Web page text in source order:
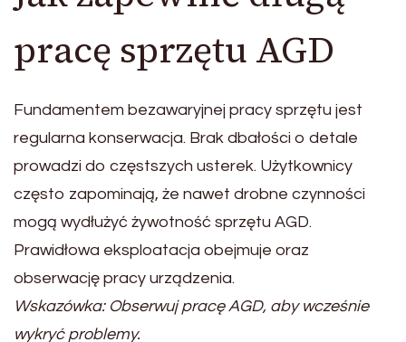
pracę sprzętu AGD
Fundamentem bezawaryjnej pracy sprzętu jest
regularna konserwacja. Brak dbałości o detale
prowadzi do częstszych usterek. Użytkownicy
często zapominają, że nawet drobne czynności
mogą wydłużyć żywotność sprzętu AGD.
Prawidłowa eksploatacja obejmuje oraz
obserwację pracy urządzenia.
Wskazówka: Obserwuj pracę AGD, aby wcześnie
wykryć problemy.